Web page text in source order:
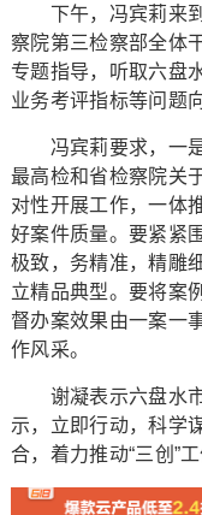
下午，冯宾莉来到
察院第三检察部全体
专题指导，听取六盘
业务考评指标等问题
冯宾莉要求，一是
最高检和省检察院关
对性开展工作，一体
好案件质量。要紧紧
极致，务精准，精雕
立精品典型。要将案
督办案效果由一案一
作风采。
谢凝表示六盘水市
示，立即行动，科学
合，着力推动“三创”